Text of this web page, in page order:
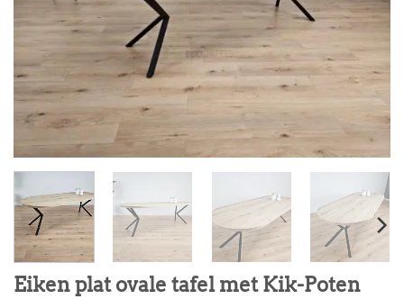
Eiken plat ovale tafel met Kik-Poten